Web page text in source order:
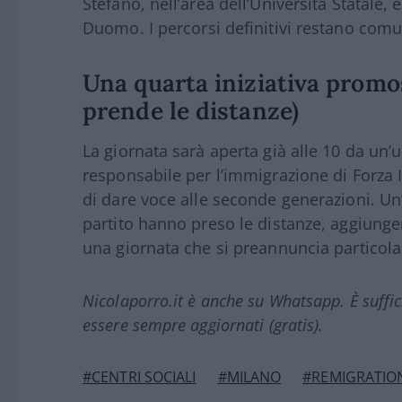
Duomo. I percorsi definitivi restano
Una quarta iniziativa
prende le distanze)
La giornata sarà aperta già alle 10 da
responsabile per l’immigrazione di Forza
di dare voce alle seconde generazioni.
partito hanno preso le distanze,
una giornata che si preannuncia
Nicolaporro.it è anche su Whatsapp. È
essere sempre aggiornati (gratis).
#CENTRI SOCIALI #MILANO